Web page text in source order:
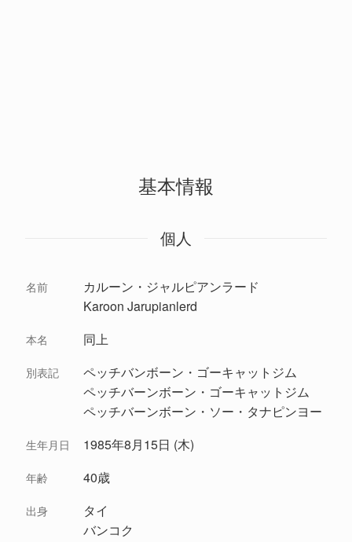
基本情報
個人
名前
カルーン・ジャルピアンラード
Karoon Jarupianlerd
本名 同上
別表記
ペッチバンボーン・ゴーキャットジム
ペッチバーンボーン・ゴーキャットジム
ペッチバーンボーン・ソー・タナピンヨー
生年月日 1985年8月15日 (木)
年齢 40歳
出身
タイ
バンコク